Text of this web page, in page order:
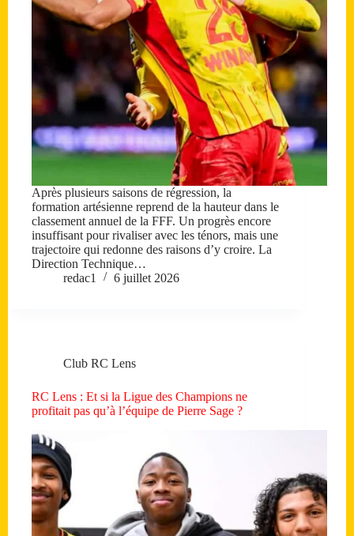
Après plusieurs saisons de régression, la
formation artésienne reprend de la hauteur dans le
classement annuel de la FFF. Un progrès encore
insuffisant pour rivaliser avec les ténors, mais une
trajectoire qui redonne des raisons d’y croire. La
Direction Technique…
redac1
6 juillet 2026
Club RC Lens
RC Lens : Et si la Ligue des Champions ne
profitait pas qu’à l’équipe de Pierre Sage ?